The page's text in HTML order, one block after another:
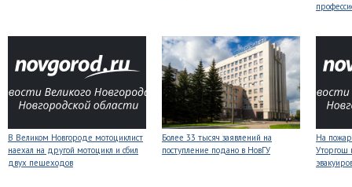
В Великом Новгороде мотоциклист
наехал на другой мотоцикл и сбил
двух пешеходов
Более 33 тысяч заявлений на
поступление подано в НовГУ
На
Уторгош